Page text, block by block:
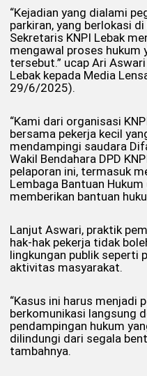
“Kejadian yang dialami
parkiran, yang berlokasi
Sekretaris KNPI Lebak
mengawal proses hukum
tersebut.” ucap Ari
Lebak kepada Media
29/6/2025).
“Kami dari organisasi
bersama pekerja kecil
mendampingi saudara
Wakil Bendahara DPD
pelaporan ini, termasuk
Lembaga Bantuan
memberikan bantuan
Lanjut Aswari, praktik
hak-hak pekerja tidak
lingkungan publik seperti
aktivitas masyarakat.
“Kasus ini harus menjadi
berkomunikasi langsung
pendampingan hukum
dilindungi dari segala
tambahnya.